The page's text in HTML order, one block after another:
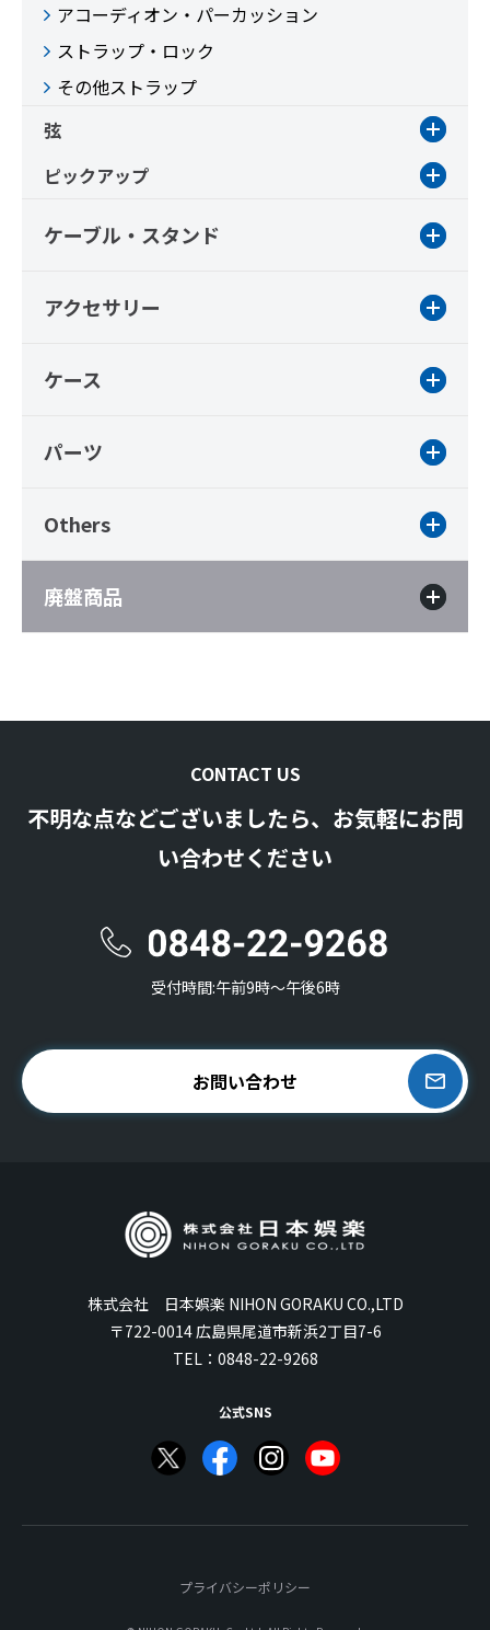
アコーディオン・パーカッション
ストラップ・ロック
その他ストラップ
弦
ピックアップ
ケーブル・スタンド
アクセサリー
ケース
パーツ
Others
廃盤商品
CONTACT US
不明な点などございましたら、お気軽にお問
い合わせください
受付時間:午前9時〜午後6時
お問い合わせ
株式会社 日本娯楽 NIHON GORAKU CO.,LTD
〒722-0014 広島県尾道市新浜2丁目7-6
TEL： 0848-22-9268
公式SNS
プライバシーポリシー